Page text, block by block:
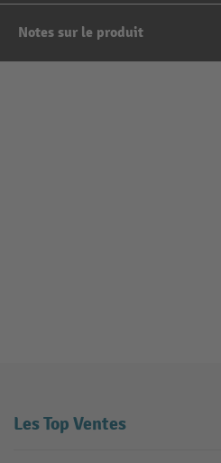
Notes sur le produit
Les Top Ventes